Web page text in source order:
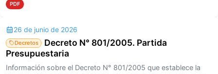
PDF
26 de junio de 2026
Decretos
Decreto N° 801/2005. Partida
Presupuestaria
Información sobre el Decreto N° 801/2005 que establece la